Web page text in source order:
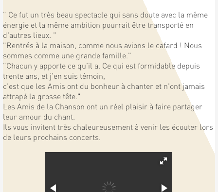
" Ce fut un très beau spectacle qui sans doute avec la même
énergie et la même ambition pourrait être transporté en
d'autres lieux. "
"Rentrés à la maison, comme nous avions le cafard ! Nous
sommes comme une grande famille."
"Chacun y apporte ce qu'il a. Ce qui est formidable depuis
trente ans, et j'en suis témoin,
c'est que les Amis ont du bonheur à chanter et n'ont jamais
attrapé la grosse tête."
Les Amis de la Chanson ont un réel plaisir à faire partager
leur amour du chant.
Ils vous invitent très chaleureusement à venir les écouter lors
de leurs prochains concerts.